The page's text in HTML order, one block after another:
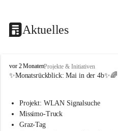
Aktuelles
V
o
s
s
c
vor 2 MonatenProjekte & Initiativen
✨Monatsrückblick: Mai in der 4b✨🌈
Projekt: WLAN Signalsuche
Missimo-Truck
Graz-Tag